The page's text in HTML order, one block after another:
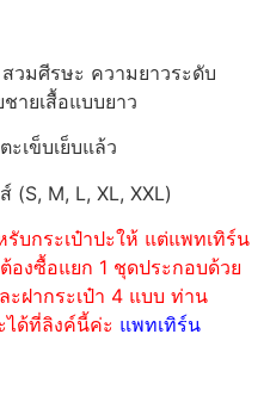
วมศีรษะ ความยาวระดับ
ายเสื้อแบบยาว
ะเข็บเย็บแล้ว
(S, M, L, XL, XXL)
บกระเป๋าปะให้ แต่แพทเทิร์น
องซื้อแยก 1 ชุดประกอบด้วย
ะฝากระเป๋า 4 แบบ ท่าน
ได้ที่ลิงค์นี้ค่ะ แพทเทิร์น